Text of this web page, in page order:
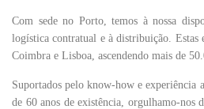
Com sede no Porto, temos à nossa
logística contratual e à distribuição. Estas
Coimbra e Lisboa, ascendendo mais de
Suportados pelo know-how e experiência
de 60 anos de existência, orgulhamo-nos